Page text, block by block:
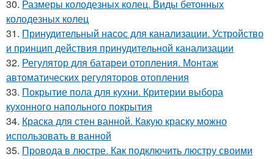
30. Размеры колодезных колец. Виды бетонных
колодезных колец
31. Принудительный насос для канализации. Устройство
и принцип действия принудительной канализации
32. Регулятор для батареи отопления. Монтаж
автоматических регуляторов отопления
33. Покрытие пола для кухни. Критерии выбора
кухонного напольного покрытия
34. Краска для стен ванной. Какую краску можно
использовать в ванной
35. Провода в люстре. Как подключить люстру своими